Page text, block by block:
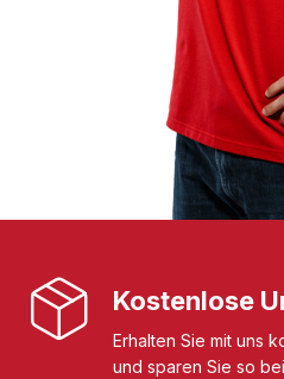
Kostenlose
Erhalten Sie mit uns
und sparen Sie so